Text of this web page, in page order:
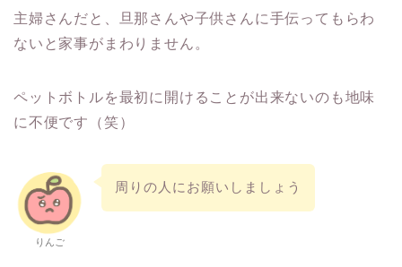
主婦さんだと、旦那さんや子供さんに手伝ってもらわ
ないと家事がまわりません。
ペットボトルを最初に開けることが出来ないのも地味
に不便です（笑）
りんご
周りの人にお願いしましょう